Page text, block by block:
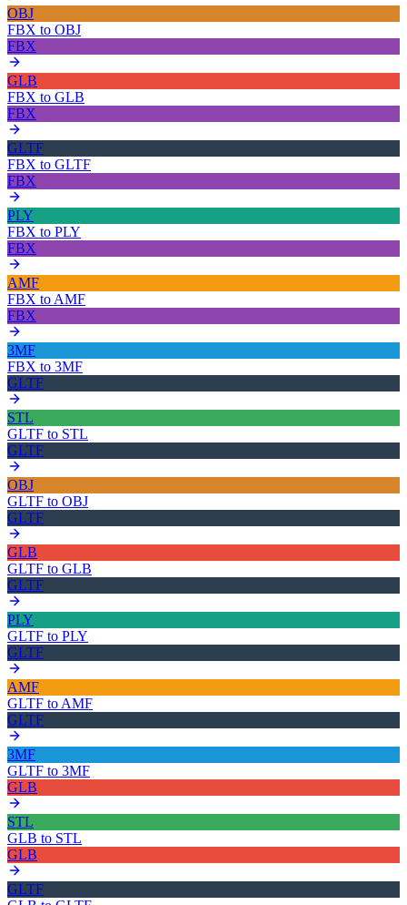
OBJ
FBX to OBJ
FBX
GLB
FBX to GLB
FBX
GLTF
FBX to GLTF
FBX
PLY
FBX to PLY
FBX
AMF
FBX to AMF
FBX
3MF
FBX to 3MF
GLTF
STL
GLTF to STL
GLTF
OBJ
GLTF to OBJ
GLTF
GLB
GLTF to GLB
GLTF
PLY
GLTF to PLY
GLTF
AMF
GLTF to AMF
GLTF
3MF
GLTF to 3MF
GLB
STL
GLB to STL
GLB
GLTF